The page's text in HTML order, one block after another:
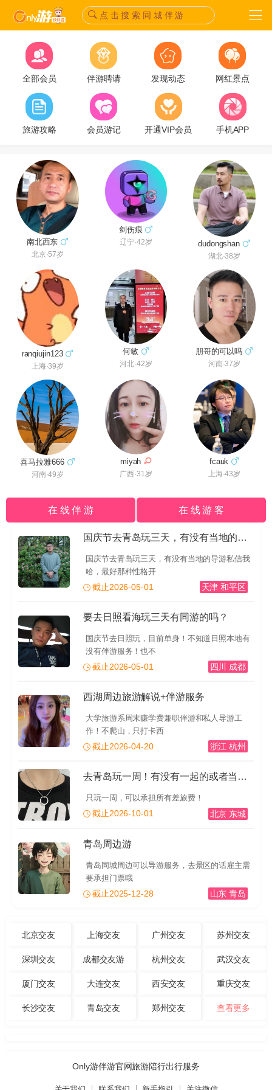
点 击 搜 索 同 城 伴 游
全部会员 伴游聘请 发现动态 网红景点
旅游攻略 会员游记 开通VIP会员 手机APP
南北西东
北京·57岁
剑伤痕
辽宁·42岁 dudongshan
湖北·38岁
ranqiujin123
上海·39岁
何敏
河北·42岁
朋哥的可以吗
河南·37岁
喜马拉雅666
河南·49岁
miyah
广西·31岁
fcauk
上海·43岁
在 线 伴 游 在 线 游 客
国庆节去青岛玩三天，有没有当地的导游私信我哈
国庆节去青岛玩三天，有没有当地的导游私信我
哈，最好那种性格开
截止2026-05-01 天津 和平区
要去日照看海玩三天有同游的吗？
国庆节去日照玩，目前单身！不知道日照本地有
没有伴游服务！也不
截止2026-05-01 四川 成都
西湖周边旅游解说+伴游服务
大学旅游系周末赚学费兼职伴游和私人导游工
作！不爬山，只打卡西
截止2026-04-20 浙江 杭州
去青岛玩一周！有没有一起的或者当地的导游推荐一下！有
只玩一周，可以承担所有差旅费！
截止2026-10-01 北京 东城
青岛周边游
青岛同城周边可以导游服务，去景区的话雇主需
要承担门票哦
截止2025-12-28 山东 青岛
北京交友 上海交友 广州交友 苏州交友
深圳交友 成都交友游 杭州交友 武汉交友
厦门交友 大连交友 西安交友 重庆交友
长沙交友 青岛交友 郑州交友 查看更多
Only游伴游官网旅游陪行出行服务